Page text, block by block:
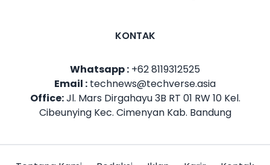
KONTAK
Whatsapp : +62 8119312525
Email : technews@techverse.asia
Office:Jl. Mars Dirgahayu 3B RT 01 RW 10 Kel.
Cibeunying Kec. Cimenyan Kab. Bandung